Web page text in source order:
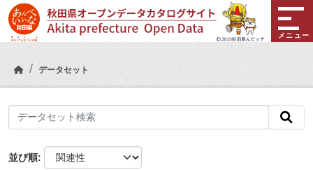
Skip to main content
メニュー
データセット
並び順